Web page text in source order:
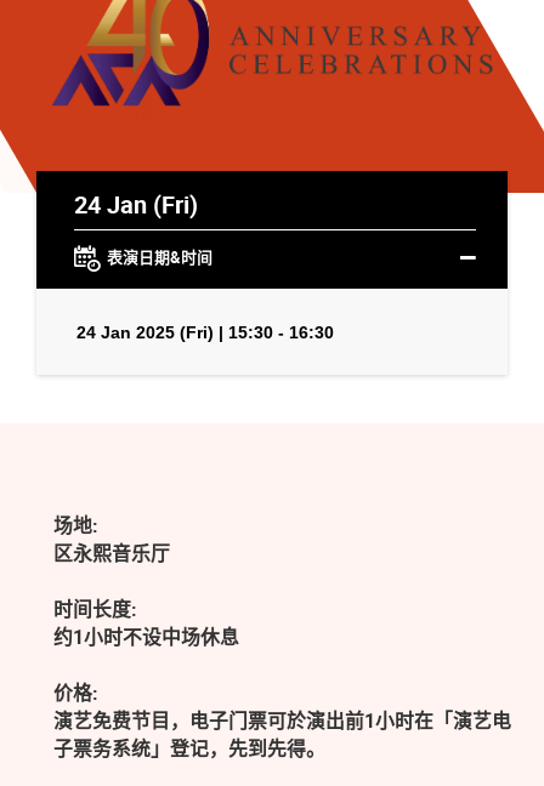
24 Jan (Fri)
表演日期&时间
24 Jan 2025 (Fri) | 15:30 - 16:30
场地:
区永熙音乐厅
时间长度:
约1小时不设中场休息
价格:
演艺免费节目，电子门票可於演出前1小时在「演艺电
子票务系统」登记，先到先得。